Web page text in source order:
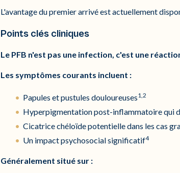
L'avantage du premier arrivé est actuellement
Points clés cliniques
Le PFB n'est pas une infection, c'est une
Les symptômes courants incluent :
Papules et pustules douloureuses1,2
Hyperpigmentation post-inflammatoire qui
Cicatrice chéloïde potentielle dans les cas
Un impact psychosocial significatif4
Généralement situé sur :